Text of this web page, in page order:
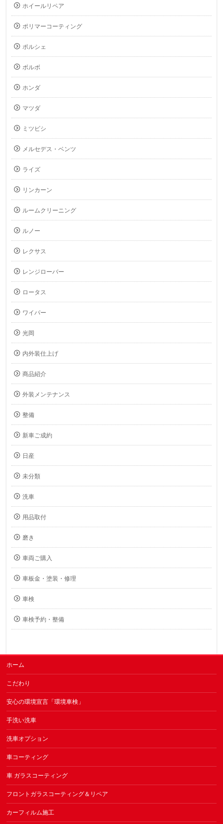
ホイールリペア
ポリマーコーティング
ポルシェ
ボルボ
ホンダ
マツダ
ミツビシ
メルセデス・ベンツ
ライズ
リンカーン
ルームクリーニング
ルノー
レクサス
レンジローバー
ロータス
ワイパー
光岡
内外装仕上げ
商品紹介
外装メンテナンス
整備
新車ご成約
日産
未分類
洗車
用品取付
磨き
車両ご購入
車板金・塗装・修理
車検
車検予約・整備
ホーム
こだわり
安心の環境宣言「環境車検」
手洗い洗車
洗車オプション
車コーティング
車 ガラスコーティング
フロントガラスコーティング＆リペア
カーフィルム施工